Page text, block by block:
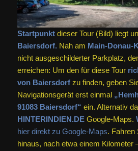
Startpunktdieser Tour (Bild) liegt
Baiersdorf. Nah am Main-Donau-
nicht ausgeschilderter Parkplatz,
erreichen: Um den für diese Tour
von Baiersdorfzu finden, geben
Navigationsgerät erst einmal
91083 Baiersdorf“ ein. Alternativ
HINTERINDIEN.DEGoogle-Maps.
hier direkt zu Google-Maps. Fahren
hinaus, nach etwa einem Kilometer